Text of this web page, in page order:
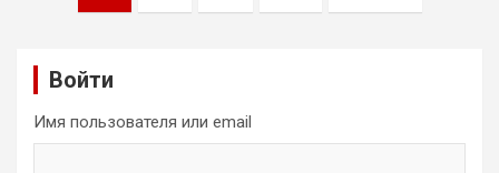
записей
Войти
Имя пользователя или email